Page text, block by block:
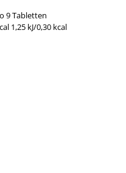
9 Tabletten
1,25 kJ/0,30 kcal